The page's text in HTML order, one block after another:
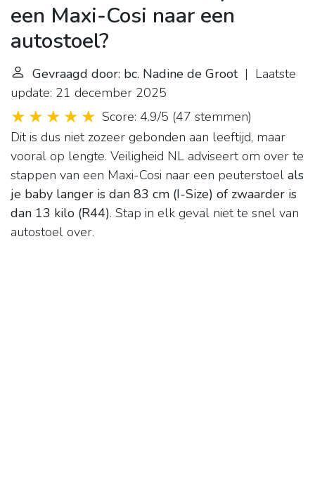
een Maxi-Cosi naar een
autostoel?
Gevraagd door: bc. Nadine de Groot| Laatste
update: 21 december 2025
Score: 4.9/5 (47 stemmen)
Dit is dus niet zozeer gebonden aan leeftijd, maar
vooral op lengte. Veiligheid NL adviseert om over te
stappen van een Maxi-Cosi naar een peuterstoel als
je baby langer is dan 83 cm (I-Size) of zwaarder is
dan 13 kilo (R44). Stap in elk geval niet te snel van
autostoel over.